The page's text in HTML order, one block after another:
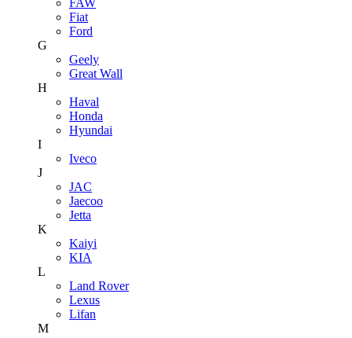
FAW
Fiat
Ford
G
Geely
Great Wall
H
Haval
Honda
Hyundai
I
Iveco
J
JAC
Jaecoo
Jetta
K
Kaiyi
KIA
L
Land Rover
Lexus
Lifan
M